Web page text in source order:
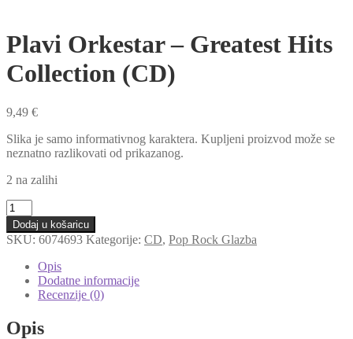
Plavi Orkestar – Greatest Hits
Collection (CD)
9,49 €
Slika je samo informativnog karaktera. Kupljeni proizvod može se
neznatno razlikovati od prikazanog.
2 na zalihi
Plavi
Orkestar
-
Greatest
Hits
Collection
(CD)
količina
Dodaj u košaricu
SKU: 6074693 Kategorije: CD, Pop Rock Glazba
Opis
Dodatne informacije
Recenzije (0)
Opis